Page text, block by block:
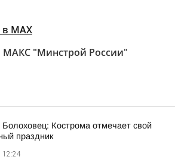
MAX
МАКС "Минстрой России"
Болоховец: Кострома отмечает свой
праздник
12:24